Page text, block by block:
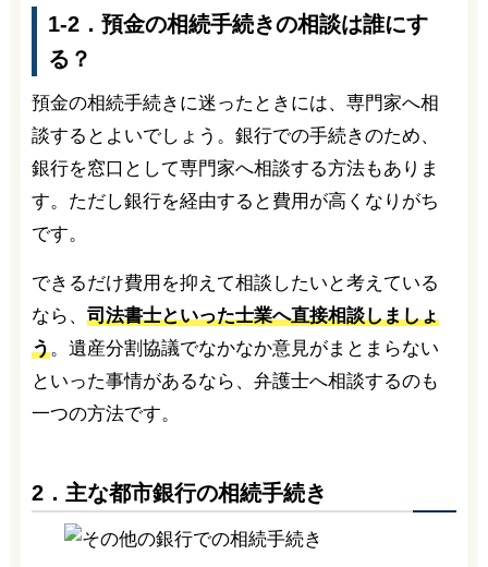
1-2．預金の相続手続きの相談は誰にす
る？
預金の相続手続きに迷ったときには、専門家へ相
談するとよいでしょう。銀行での手続きのため、
銀行を窓口として専門家へ相談する方法もありま
す。ただし銀行を経由すると費用が高くなりがち
です。
できるだけ費用を抑えて相談したいと考えている
なら、 司法書士といった士業へ直接相談しましょ
う。遺産分割協議でなかなか意見がまとまらない
といった事情があるなら、弁護士へ相談するのも
一つの方法です。
2．主な都市銀行の相続手続き